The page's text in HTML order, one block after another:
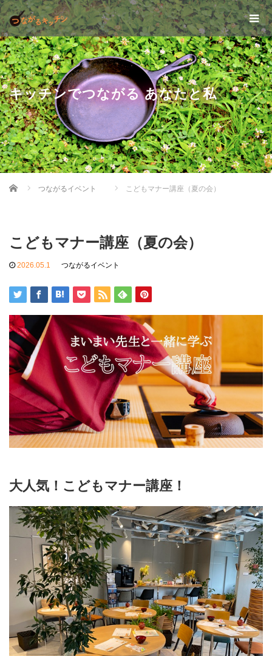
キッチンでつながる あなたと私
Home つながるイベント こどもマナー講座（夏の会）
こどもマナー講座（夏の会）
2026.05.1 つながるイベント
大人気！こどもマナー講座！